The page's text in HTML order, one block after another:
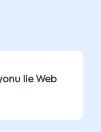
ile Web